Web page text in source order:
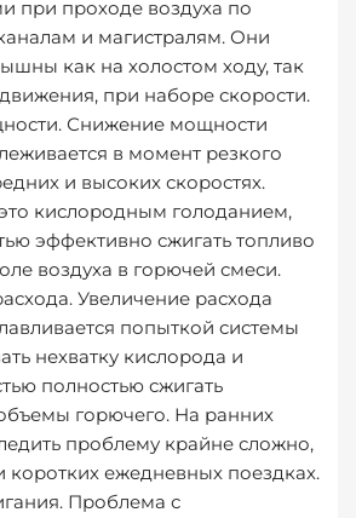
при проходе воздуха по
и магистралям. Они
как на холостом ходу, так
при наборе скорости.
. Снижение мощности
в момент резкого
и высоких скоростях.
кислородным голоданием,
эффективно сжигать топливо
воздуха в горючей смеси.
. Увеличение расхода
попыткой системы
нехватку кислорода и
полностью сжигать
горючего. На ранних
проблему крайне сложно,
коротких ежедневных поездках.
. Проблема с